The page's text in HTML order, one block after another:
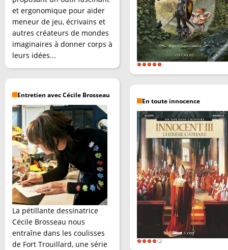
et ergonomique pour aider
meneur de jeu, écrivains et
autres créateurs de mondes
imaginaires à donner corps à
leurs idées...
Entretien avec Cécile Brosseau
La pétillante dessinatrice
Cécile Brosseau nous
entraîne dans les coulisses
de Fort Trouillard, une série
En toute innocence